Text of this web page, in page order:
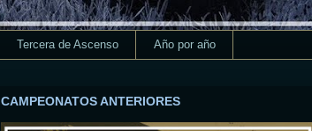
Tercera de Ascenso Año por año
CAMPEONATOS ANTERIORES